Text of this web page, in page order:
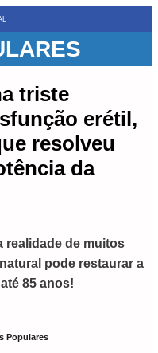
triste
erétil,
resolveu
da
realidade de muitos
pode restaurar a
85 anos!
Populares